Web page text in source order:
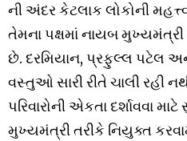
ની અંદર કેટલાક લોકોની
તેમના પક્ષમાં નાયબ
છે. દરમિયાન, પ્રફુલ્લ પટેલ
વસ્તુઓ સારી રીતે ચાલી રહી
પરિવારોની એકતા દર્શાવવા
મુખ્યમંત્રી તરીકે નિયુક્ત